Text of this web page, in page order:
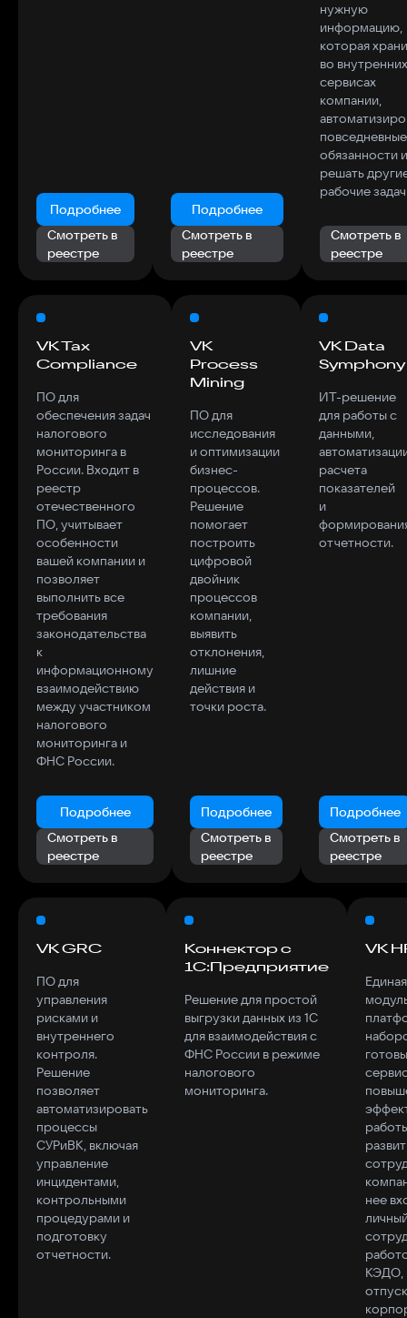
Подробнее
Смотреть в
реестре
Подробнее
Смотреть в
реестре
нужную
информацию,
которая
во внутренних
сервисах
компании,
повседневные
обязанности и
решать
рабочие
Смотреть в
реестре
VK Tax
Compliance
ПО для
обеспечения задач
налогового
мониторинга в
России. Входит в
реестр
отечественного
ПО, учитывает
особенности
вашей компании и
позволяет
выполнить все
требования
законодательства
к
информационному
взаимодействию
между участником
налогового
мониторинга и
ФНС России.
Подробнее
Смотреть в
реестре
VK
Process
Mining
ПО для
исследования
и оптимизации
бизнес-
процессов.
Решение
помогает
построить
цифровой
двойник
процессов
компании,
выявить
отклонения,
лишние
действия и
точки роста.
Подробнее
Смотреть в
реестре
VK Data
Symphony
ИТ-решение
для работы с
данными,
расчета
показателей
и
отчетности.
Подробнее
Смотреть в
реестре
VK GRC
ПО для
управления
рисками и
внутреннего
контроля.
Решение
позволяет
автоматизировать
процессы
СУРиВК, включая
управление
инцидентами,
контрольными
процедурами и
подготовку
отчетности.
Коннектор с
1С:Предприятие
Решение для простой
выгрузки данных из 1С
для взаимодействия с
ФНС России в режиме
налогового
мониторинга.
VK
Единая
нее
КЭДО,